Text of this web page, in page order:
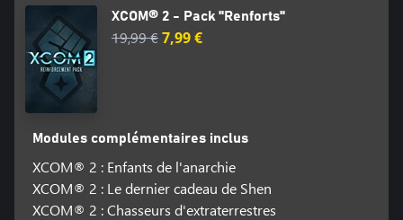
XCOM® 2 - Pack "Renforts"
19,99 €7,99 €
Modules complémentaires inclus
XCOM® 2 : Enfants de l'anarchie
XCOM® 2 : Le dernier cadeau de Shen
XCOM® 2 : Chasseurs d'extraterrestres